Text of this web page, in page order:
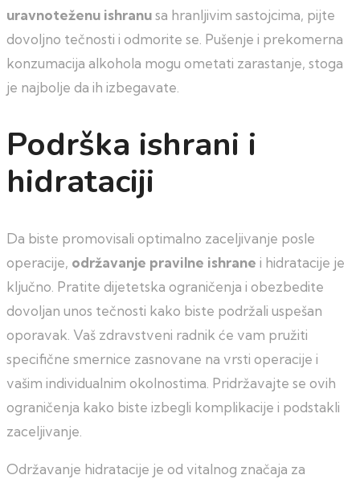
uravnoteženu ishranusa hranljivim sastojcima, pijte
dovoljno tečnosti i odmorite se. Pušenje i prekomerna
konzumacija alkohola mogu ometati zarastanje, stoga
je najbolje da ih izbegavate.
Podrška ishrani i
hidrataciji
Da biste promovisali optimalno zaceljivanje posle
operacije, održavanje pravilne ishrane i hidratacije je
ključno. Pratite dijetetska ograničenja i obezbedite
dovoljan unos tečnosti kako biste podržali uspešan
oporavak. Vaš zdravstveni radnik će vam pružiti
specifične smernice zasnovane na vrsti operacije i
vašim individualnim okolnostima. Pridržavajte se ovih
ograničenja kako biste izbegli komplikacije i podstakli
zaceljivanje.
Održavanje hidratacije je od vitalnog značaja za